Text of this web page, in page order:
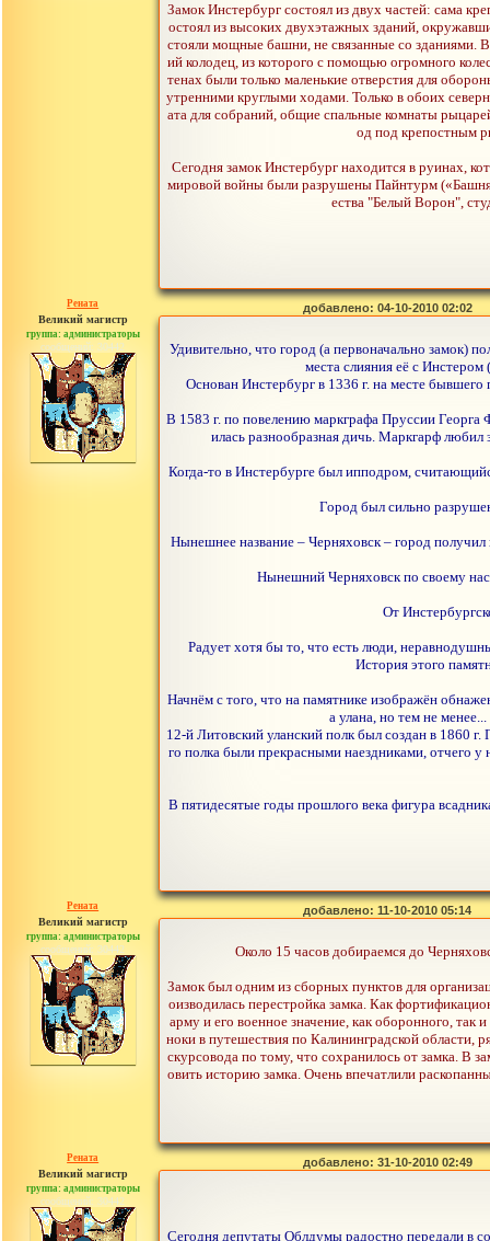
Замок Инстербург состоял из двух частей: сама
остоял из высоких двухэтажных зданий,
стояли мощные башни, не связанные со зданиями.
ий колодец, из которого с помощью огромного
тенах были только маленькие отверстия для
утренними круглыми ходами. Только в обоих
ата для собраний, общие спальные комнаты
од под крепостным
Сегодня замок Инстербург находится в руинах,
мировой войны были разрушены Пайнтурм («Башня
ества "Белый Ворон",
Рената
Великий магистр
группа: администраторы
сообщений: 30442
добавлено: 04-10-2010 02:02
Удивительно, что город (а первоначально замок)
места слияния её с
Основан Инстербург в 1336 г. на месте
В 1583 г. по повелению маркграфа Пруссии
илась разнообразная дичь. Маркгарф
Когда-то в Инстербурге был ипподром,
Город был сильно
Нынешнее название – Черняховск – город
Нынешний Черняховск по своему
От
Радует хотя бы то, что есть люди,
История этого
Начнём с того, что на памятнике изображён
а улана, но тем не
12-й Литовский уланский полк был создан в 1860
го полка были прекрасными наездниками, отчего
В пятидесятые годы прошлого века фигура
Рената
Великий магистр
группа: администраторы
сообщений: 30442
добавлено: 11-10-2010 05:14
Около 15 часов добираемся до
Замок был одним из сборных пунктов для
оизводилась перестройка замка. Как
арму и его военное значение, как оборонного,
ноки в путешествия по Калининградской области,
скурсовода по тому, что сохранилось от замка. В
овить историю замка. Очень впечатлили
Рената
Великий магистр
группа: администраторы
сообщений: 30442
добавлено: 31-10-2010 02:49
Сегодня депутаты Облдумы радостно передали в